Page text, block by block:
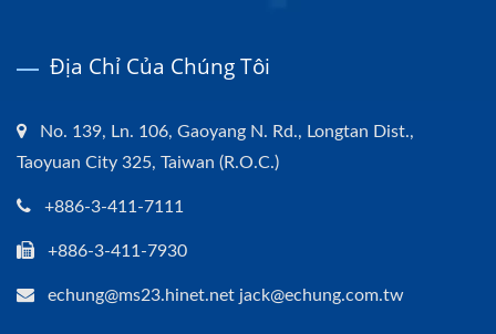
Địa Chỉ Của Chúng Tôi
No. 139, Ln. 106, Gaoyang N. Rd., Longtan Dist.,
Taoyuan City 325, Taiwan (R.O.C.)
+886-3-411-7111
+886-3-411-7930
echung@ms23.hinet.net jack@echung.com.tw